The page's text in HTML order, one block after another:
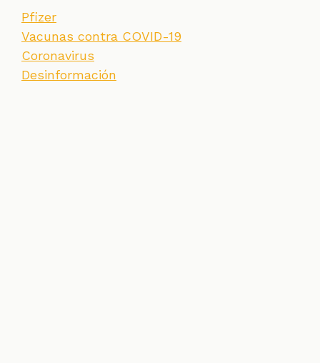
Pfizer
Vacunas contra COVID-19
Coronavirus
Desinformación